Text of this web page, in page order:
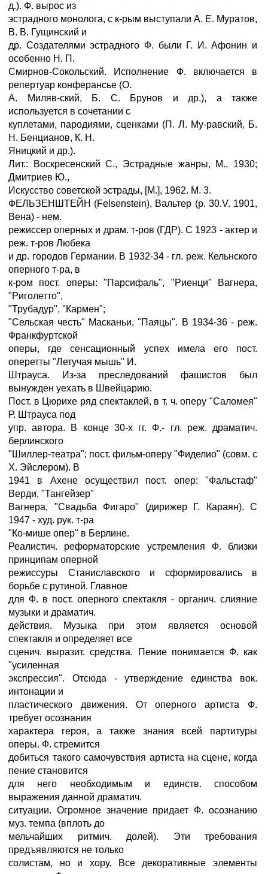
д.). Ф. вырос из
эстрадного монолога, с к-рым выступали А. Е. Муратов,
В. В. Гущинский и
др. Создателями эстрадного Ф. были Г. И. Афонин и
особенно Н. П.
Смирнов-Сокольский. Исполнение Ф. включается в
репертуар конферансье (О.
А. Миляв-ский, Б. С. Брунов и др.), а также
используется в сочетании с
куплетами, пародиями, сценками (П. Л. Му-равский, Б.
Н. Бенцианов, К. Н.
Яницкий и др.).
Лит.: Воскресенский С., Эстрадные жанры, М., 1930;
Дмитриев Ю.,
Искусство советской эстрады, [М.], 1962. М. 3.
ФЕЛЬЗЕНШТЕЙН (Felsenstein), Вальтер (р. 30.V. 1901,
Вена) - нем.
режиссер оперных и драм. т-ров (ГДР). С 1923 - актер и
реж. т-ров Любека
и др. городов Германии. В 1932-34 - гл. реж. Кельнского
оперного т-ра, в
к-ром пост. оперы: "Парсифаль", "Риенци" Вагнера,
"Риголетто",
"Трубадур", "Кармен";
"Сельская честь" Масканьи, "Паяцы". В 1934-36 - реж.
Франкфуртской
оперы, где сенсационный успех имела его пост.
оперетты "Летучая мышь" И.
Штрауса. Из-за преследований фашистов был
вынужден уехать в Швейцарию.
Пост. в Цюрихе ряд спектаклей, в т. ч. оперу "Саломея"
Р. Штрауса под
упр. автора. В конце 30-х гг. Ф.- гл. реж. драматич.
берлинского
"Шиллер-театра"; пост. фильм-оперу "Фиделио" (совм. с
X. Эйслером). В
1941 в Ахене осуществил пост. опер: "Фальстаф"
Верди, "Тангейзер"
Вагнера, "Свадьба Фигаро" (дирижер Г. Караян). С
1947 - худ. рук. т-ра
"Ко-мише опер" в Берлине.
Реалистич. реформаторские устремления Ф. близки
принципам оперной
режиссуры Станиславского и сформировались в
борьбе с рутиной. Главное
для Ф. в пост. оперного спектакля - органич. слияние
музыки и драматич.
действия. Музыка при этом является основой
спектакля и определяет все
сценич. выразит. средства. Пение понимается Ф. как
"усиленная
экспрессия". Отсюда - утверждение единства вок.
интонации и
пластического движения. От оперного артиста Ф.
требует осознания
характера героя, а также знания всей партитуры
оперы. Ф. стремится
добиться такого самочувствия артиста на сцене, когда
пение становится
для него необходимым и единств. способом
выражения данной драматич.
ситуации. Огромное значение придает Ф. осознанию
муз. темпа (вплоть до
мельчайших ритмич. долей). Эти требования
предъявляются не только
солистам, но и хору. Все декоративные элементы